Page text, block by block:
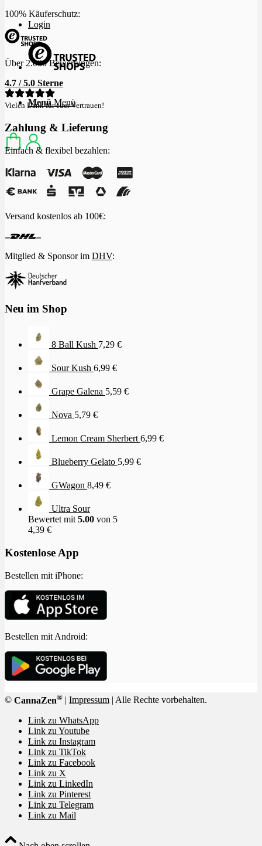
Login
Menü Menü
100% Käuferschutz:
Über 2.000 Bewertungen:
4.7 / 5.0 Sterne
Vielen Dank für euer Vertrauen!
Zahlung & Lieferung
Einfach & flexibel bezahlen:
Versand kostenlos ab 100€:
Mitglied & Sponsor im DHV:
Neu im Shop
8 Ball Kush 7,29 €
Sour Kush 6,99 €
Grape Galena 5,59 €
Nova 5,79 €
Lemon Cream Sherbert 6,99 €
Blueberry Gelato 5,99 €
GWagon 8,49 €
Ultra Sour
Bewertet mit 5.00 von 5
4,39 €
Kostenlose App
Bestellen mit iPhone:
Bestellen mit Android:
© CannaZen® Impressum | Alle Rechte vorbehalten.
Link zu WhatsApp
Link zu Youtube
Link zu Instagram
Link zu TikTok
Link zu Facebook
Link zu X
Link zu LinkedIn
Link zu Pinterest
Link zu Telegram
Link zu Mail